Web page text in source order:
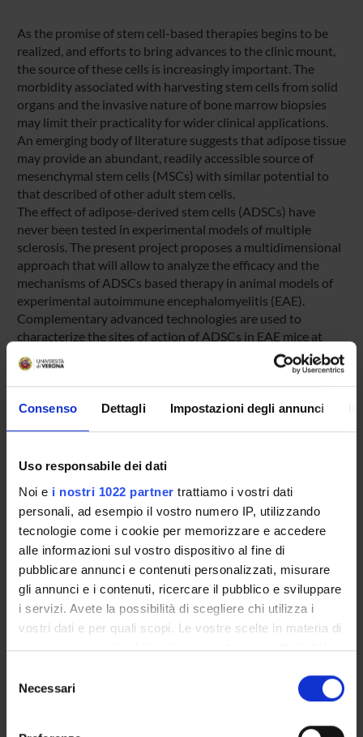
Consenso Dettagli Impostazioni degli annunci
Uso responsabile dei dati
Noi e i nostri 1022 partner trattiamo i vostri dati
personali, ad esempio il vostro numero IP, utilizzando
tecnologie come i cookie per memorizzare e accedere
alle informazioni sul vostro dispositivo al fine di
pubblicare annunci e contenuti personalizzati, misurare
gli annunci e i contenuti, ricercare il pubblico e sviluppare
i servizi. Avete la possibilità di scegliere chi utilizza i
vostri dati e per quali scopi. Le vostre scelte in materia di
privacy sono applicabili solo su questa proprietà digitale
modificare o revocare il proprio consenso in qualsiasi
momento dalla Dichiarazione sui cookie o facendo clic
delNecessari
As the promise of stem cell-based therapies begins to be
realized, and efforts to bring advances to the clinic mount,
the source of these cells is increasingly important. The
morbidity associated with harvesting stem cells from solid
organs and the invasive nature of bone marrow biopsies
may limit their practicality for wider clinical applications.
An emerging body of literature suggests that adipose tissue
may provide an abundant, readily accessible source of
mesenchymal stem cells (MSCs) with similar potential to
that described of other adult stem cells.
The effect of adipose-derived stem cells (ADSCs) have
never been tested in experimental models of multiple
sclerosis. The present project proposes a multidimensional
approach that will allow to analyze the efficacy and the
mechanisms of ADSCs based therapy in animal models of
experimental autoimmune encephalomyelitis (EAE).
Complementary advanced technologies are used to
characterize the sites of action of ADSCs in EAE mice at
different time points of disease.
ENTI FINANZIATORI:
PARTECIPANTI AL PROGETTO
Simona Luciana Budui
Gabriela Constantin
Professore ordinario
Immunology (DM)